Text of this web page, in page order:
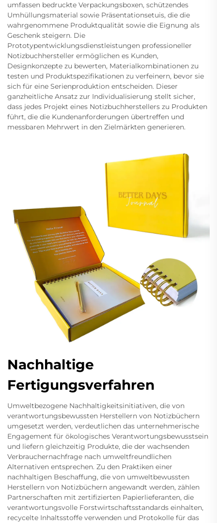
umfassen bedruckte Verpackungsboxen, schützendes
Umhüllungsmaterial sowie Präsentationsetuis, die die
wahrgenommene Produktqualität sowie die Eignung als
Geschenk steigern. Die
Prototypentwicklungsdienstleistungen professioneller
Notizbuchhersteller ermöglichen es Kunden,
Designkonzepte zu bewerten, Materialkombinationen zu
testen und Produktspezifikationen zu verfeinern, bevor sie
sich für eine Serienproduktion entscheiden. Dieser
ganzheitliche Ansatz zur Individualisierung stellt sicher,
dass jedes Projekt eines Notizbuchherstellers zu Produkten
führt, die die Kundenanforderungen übertreffen und
messbaren Mehrwert in den Zielmärkten generieren.
Nachhaltige
Fertigungsverfahren
Umweltbezogene Nachhaltigkeitsinitiativen, die von
verantwortungsbewussten Herstellern von Notizbüchern
umgesetzt werden, verdeutlichen das unternehmerische
Engagement für ökologisches Verantwortungsbewusstsein
und liefern gleichzeitig Produkte, die der wachsenden
Verbrauchernachfrage nach umweltfreundlichen
Alternativen entsprechen. Zu den Praktiken einer
nachhaltigen Beschaffung, die von umweltbewussten
Herstellern von Notizbüchern angewandt werden, zählen
Partnerschaften mit zertifizierten Papierlieferanten, die
verantwortungsvolle Forstwirtschaftsstandards einhalten,
recycelte Inhaltsstoffe verwenden und Protokolle für das